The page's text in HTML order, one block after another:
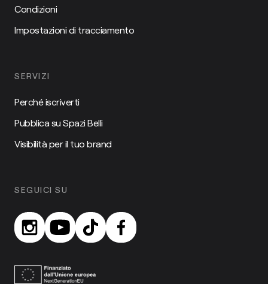
Condizioni
Impostazioni di tracciamento
SERVIZI
Perché iscriverti
Pubblica su Spazi Belli
Visibilità per il tuo brand
SEGUICI SU